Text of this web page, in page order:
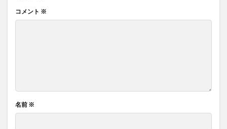
コメント ※
名前 ※